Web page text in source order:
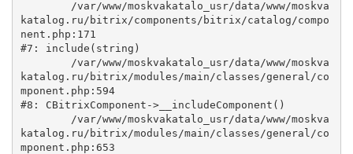
katalog.ru/bitrix/components/bitrix/catalog/compo
nent.php:171
#7: include(string)
katalog.ru/bitrix/modules/main/classes/general/co
mponent.php:594
#8: CBitrixComponent->__includeComponent()
katalog.ru/bitrix/modules/main/classes/general/co
mponent.php:653